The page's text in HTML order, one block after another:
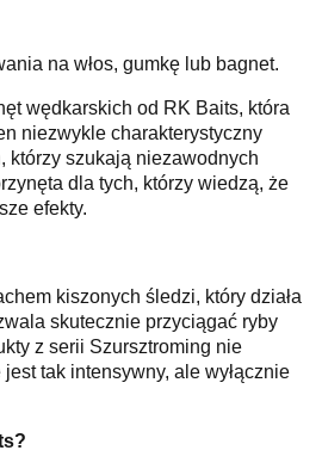
na włos, gumkę lub bagnet.
wędkarskich od RK Baits, która
niezwykle charakterystyczny
którzy szukają niezawodnych
dla tych, którzy wiedzą, że
efekty.
kiszonych śledzi, który działa
skutecznie przyciągać ryby
z serii Szursztroming nie
tak intensywny, ale wyłącznie